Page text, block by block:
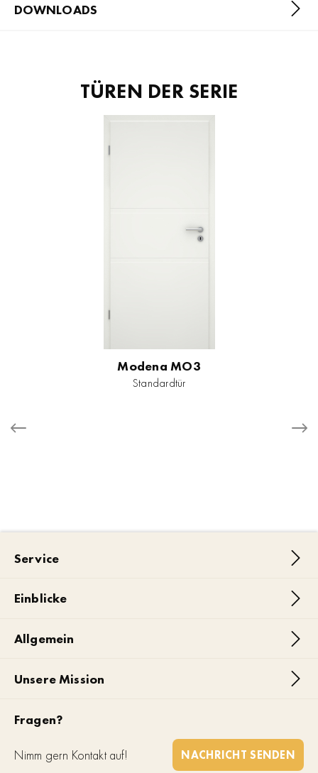
DOWNLOADS
TÜREN DER SERIE
Modena MO3
Standardtür
Service
Einblicke
Allgemein
Unsere Mission
Fragen?
Nimm gern Kontakt auf! NACHRICHT SENDEN